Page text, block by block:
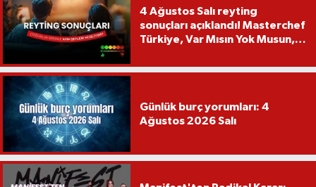
4 Ağustos Salı reyting
sonuçları açıklandı! Masterchef
Türkiye, Var Mısın Yok Musun,
Günlük burç yorumları: 4
Ağustos 2026 Salı